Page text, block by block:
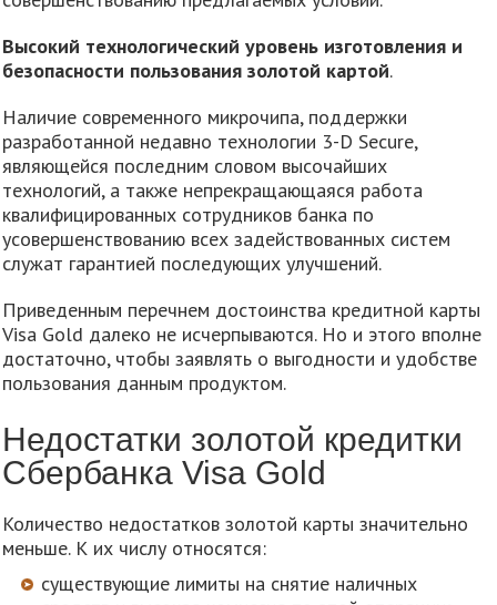
Высокий технологический уровень изготовления и
безопасности пользования золотой картой.
Наличие современного микрочипа, поддержки
разработанной недавно технологии 3-D Secure,
являющейся последним словом высочайших
технологий, а также непрекращающаяся работа
квалифицированных сотрудников банка по
усовершенствованию всех задействованных систем
служат гарантией последующих улучшений.
Приведенным перечнем достоинства кредитной карты
Visa Gold далеко не исчерпываются. Но и этого вполне
достаточно, чтобы заявлять о выгодности и удобстве
пользования данным продуктом.
Недостатки золотой кредитки
Сбербанка Visa Gold
Количество недостатков золотой карты значительно
меньше. К их числу относятся:
существующие лимиты на снятие наличных